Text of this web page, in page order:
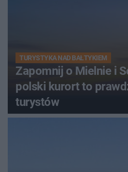
TURYSTYKA NAD BAŁTYKIEM
Zapomnij o Mielnie i
polski kurort to
turystów